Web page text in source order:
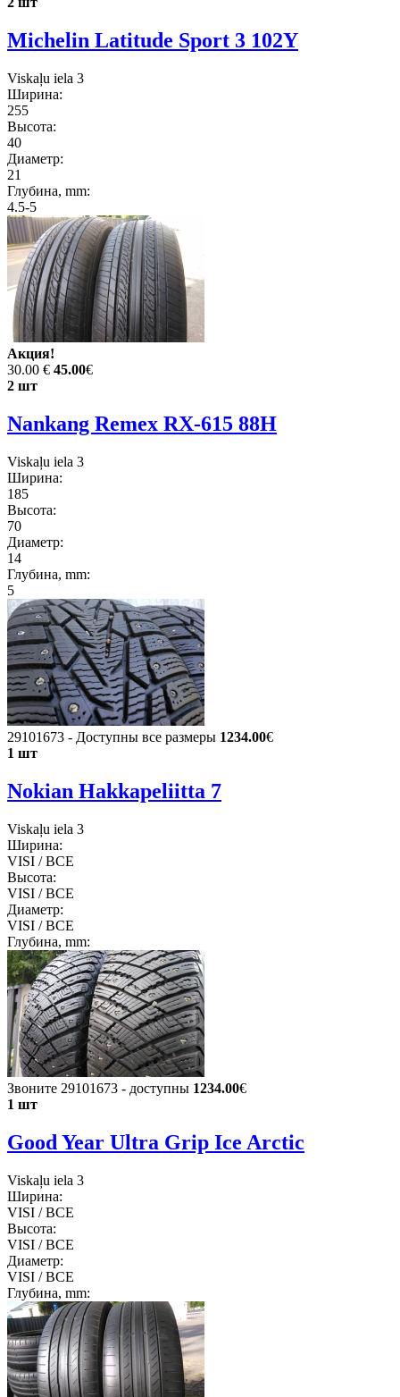
Michelin Latitude Sport 3 102Y
Viskaļu iela 3
Ширина:
255
Высота:
40
Диаметр:
21
Глубина, mm:
4.5-5
Акция!
30.00 € 45.00€
2 шт
Nankang Remex RX-615 88H
Viskaļu iela 3
Ширина:
185
Высота:
70
Диаметр:
14
Глубина, mm:
5
29101673 - Доступны все размеры 1234.00€
1 шт
Nokian Hakkapeliitta 7
Viskaļu iela 3
Ширина:
VISI / ВСЕ
Высота:
VISI / ВСЕ
Диаметр:
VISI / ВСЕ
Глубина, mm:
Звоните 29101673 - доступны 1234.00€
1 шт
Good Year Ultra Grip Ice Arctic
Viskaļu iela 3
Ширина:
VISI / ВСЕ
Высота:
VISI / ВСЕ
Диаметр:
VISI / ВСЕ
Глубина, mm: